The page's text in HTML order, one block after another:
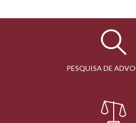
PESQUISA DE